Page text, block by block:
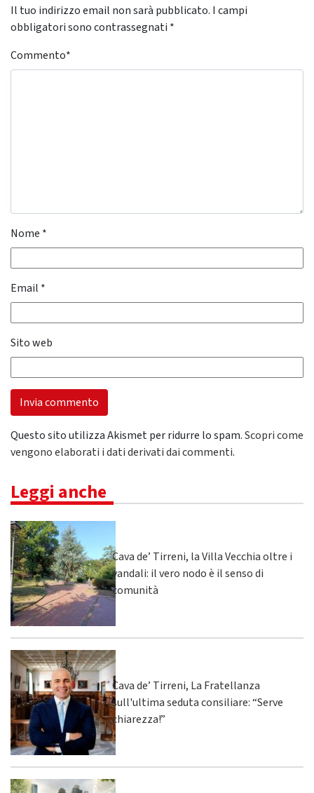
Il tuo indirizzo email non sarà pubblicato. I campi
obbligatori sono contrassegnati *
Commento*
Nome *
Email *
Sito web
Questo sito utilizza Akismet per ridurre lo spam.Scopri come
vengono elaborati i dati derivati dai commenti.
Leggi anche
Cava de’ Tirreni, la Villa Vecchia oltre i
vandali: il vero nodo è il senso di
comunità
Cava de’ Tirreni, La Fratellanza
sull'ultima seduta consiliare: “Serve
chiarezza!”